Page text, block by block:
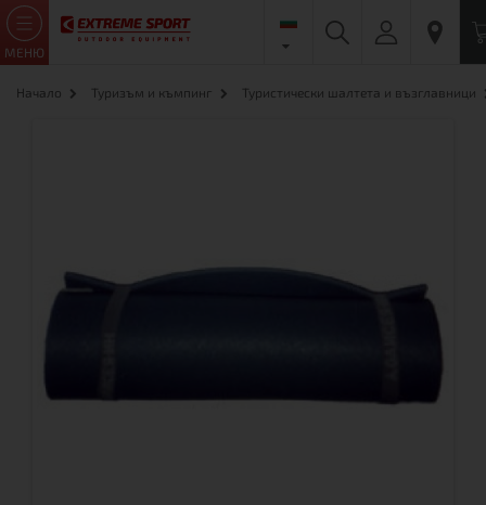
МЕНЮ
Начало Туризъм и къмпинг Туристически шалтета и възглавници